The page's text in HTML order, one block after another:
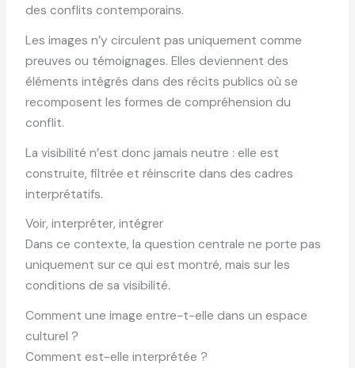
des conflits contemporains.
Les images n’y circulent pas uniquement comme
preuves ou témoignages. Elles deviennent des
éléments intégrés dans des récits publics où se
recomposent les formes de compréhension du
conflit.
La visibilité n’est donc jamais neutre : elle est
construite, filtrée et réinscrite dans des cadres
interprétatifs.
Voir, interpréter, intégrer
Dans ce contexte, la question centrale ne porte pas
uniquement sur ce qui est montré, mais sur les
conditions de sa visibilité.
Comment une image entre-t-elle dans un espace
culturel ?
Comment est-elle interprétée ?